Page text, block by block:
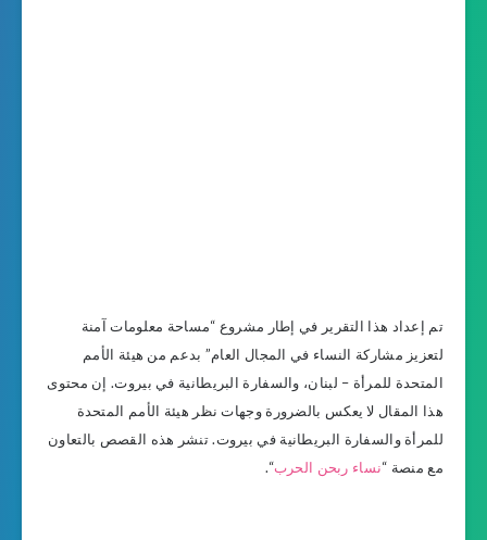
تم إعداد هذا التقرير في إطار مشروع “مساحة معلومات آمنة
لتعزيز مشاركة النساء في المجال العام” بدعم من هيئة الأمم
المتحدة للمرأة – لبنان، والسفارة البريطانية في بيروت. إن محتوى
هذا المقال لا يعكس بالضرورة وجهات نظر هيئة الأمم المتحدة
للمرأة والسفارة البريطانية في بيروت. تنشر هذه القصص بالتعاون
مع منصة “نساء ربحن الحرب“.